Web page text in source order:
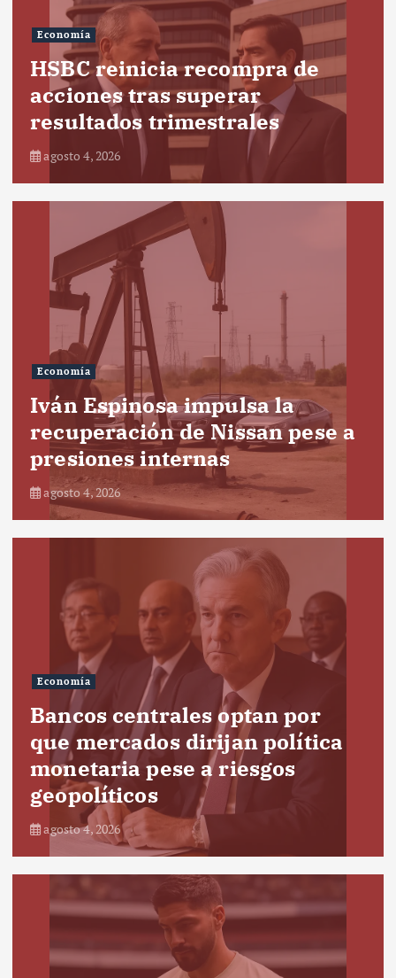
Economía
HSBC reinicia recompra de
acciones tras superar
resultados trimestrales
agosto 4, 2026
Economía
Iván Espinosa impulsa la
recuperación de Nissan pese a
presiones internas
agosto 4, 2026
Economía
Bancos centrales optan por
que mercados dirijan política
monetaria pese a riesgos
geopolíticos
agosto 4, 2026